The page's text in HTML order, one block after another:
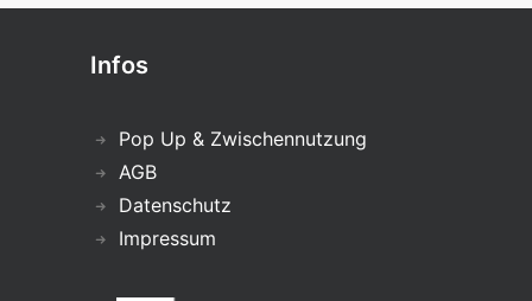
Infos
Pop Up & Zwischennutzung
AGB
Datenschutz
Impressum